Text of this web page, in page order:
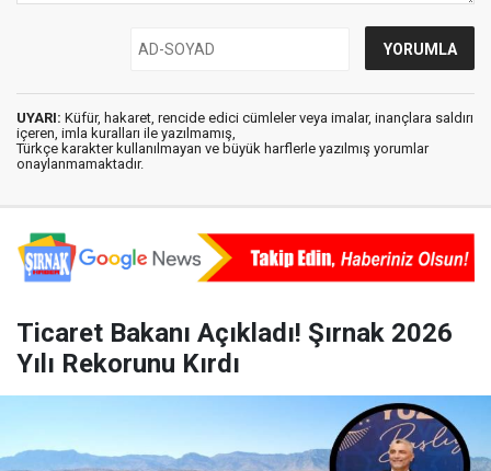
UYARI: Küfür, hakaret, rencide edici cümleler veya imalar, inançlara saldırı
içeren, imla kuralları ile yazılmamış,
Türkçe karakter kullanılmayan ve büyük harflerle yazılmış yorumlar
onaylanmamaktadır.
Ticaret Bakanı Açıkladı! Şırnak 2026
Yılı Rekorunu Kırdı